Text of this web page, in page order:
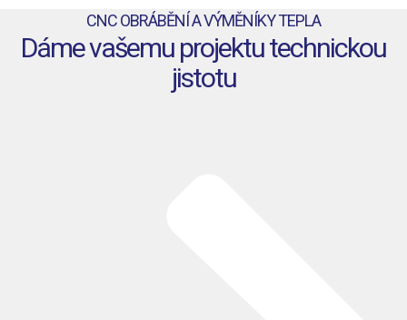
CNC OBRÁBĚNÍ A VÝMĚNÍKY TEPLA
Dáme vašemu projektu technickou
jistotu